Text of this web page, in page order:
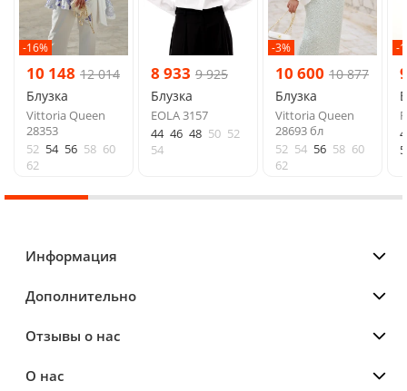
-16%
10 148 12 014
Блузка
Vittoria Queen
28353
52 54 56 58 60
62
8 933 9 925
Блузка
EOLA 3157
44 46 48 50 52
54
-3%
10 600 10 877
Блузка
Vittoria Queen
28693 бл
52 54 56 58 60
62
-
Информация
Дополнительно
Отзывы о нас
О нас